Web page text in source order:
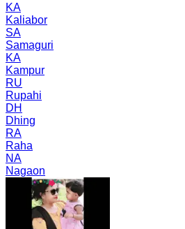
KA
Kaliabor
SA
Samaguri
KA
Kampur
RU
Rupahi
DH
Dhing
RA
Raha
NA
Nagaon